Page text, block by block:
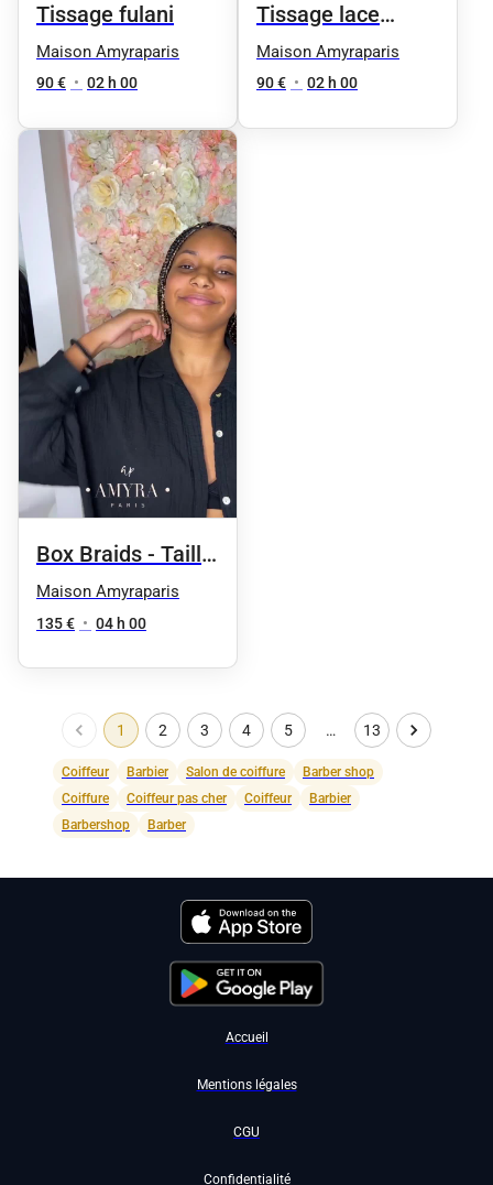
Tissage fulani
Maison Amyraparis
90 € • 02 h 00
Tissage lace
mèche et lace
provenant de chez
Maison Amyraparis
90 € • 02 h 00
Box Braids - Taille
4 / milieu du dos
Maison Amyraparis
135 € • 04 h 00
1 2 3 4 5 … 13
Coiffeur Barbier Salon de coiffure
Barber shop
Coiffure
Coiffeur pas cher Coiffeur
Barbier
Barbershop
Barber
Accueil
Mentions légales
CGU
Confidentialité